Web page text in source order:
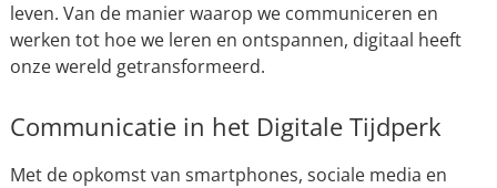
leven. Van de manier waarop we communiceren en
werken tot hoe we leren en ontspannen, digitaal heeft
onze wereld getransformeerd.
Communicatie in het Digitale Tijdperk
Met de opkomst van smartphones, sociale media en